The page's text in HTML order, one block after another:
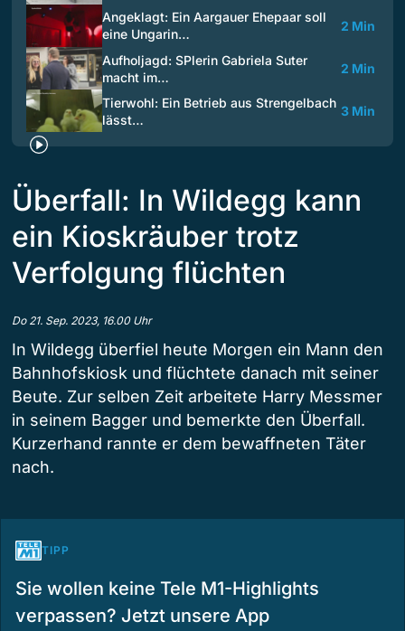
Angeklagt: Ein Aargauer Ehepaar soll
eine Ungarin…
2 Min
Aufholjagd: SPlerin Gabriela Suter
macht im…
2 Min
Tierwohl: Ein Betrieb aus Strengelbach
lässt…
3 Min
Überfall: In Wildegg kann
ein Kioskräuber trotz
Verfolgung flüchten
Do 21. Sep. 2023, 16.00 Uhr
In Wildegg überfiel heute Morgen ein Mann den
Bahnhofskiosk und flüchtete danach mit seiner
Beute. Zur selben Zeit arbeitete Harry Messmer
in seinem Bagger und bemerkte den Überfall.
Kurzerhand rannte er dem bewaffneten Täter
nach.
TIPP
Sie wollen keine Tele M1-Highlights
verpassen? Jetzt unsere App